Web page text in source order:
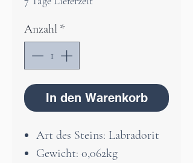
Anzahl *
In den Warenkorb
Art des Steins: Labradorit
Gewicht: 0,062kg